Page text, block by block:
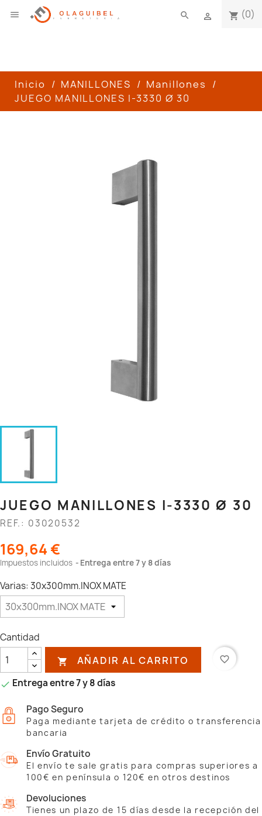
 shopping_cart (0)

search
Inicio MANILLONES
Manillones
JUEGO MANILLONES I-3330 Ø 30
JUEGO MANILLONES I-3330 Ø 30
REF.: 03020532
169,64 €
Impuestos incluidos Entrega entre 7 y 8 días
Varias: 30x300mm.INOX MATE
Cantidad
 AÑADIR AL CARRITO favorite_border
 Entrega entre 7 y 8 días
Pago Seguro
Paga mediante tarjeta de crédito o transferencia
bancaria
Envío Gratuito
El envío te sale gratis para compras superiores a
100€ en península o 120€ en otros destinos
Devoluciones
Tienes un plazo de 15 días desde la recepción del